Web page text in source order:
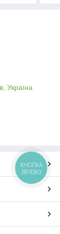
Україна
КНОПКА
ЗВ'ЯЗКУ